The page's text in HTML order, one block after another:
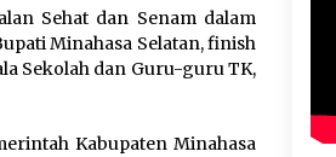
Sehat dan Senam dalam
Minahasa Selatan, finish
Sekolah dan Guru-guru TK,
Kabupaten Minahasa